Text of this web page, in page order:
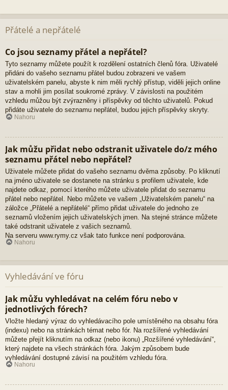
Přátelé a nepřátelé
Co jsou seznamy přátel a nepřátel?
Tyto seznamy můžete použít k rozdělení ostatních členů fóra. Uživatelé
přidáni do vašeho seznamu přátel budou zobrazeni ve vašem
uživatelském panelu, abyste k nim měli rychlý přístup, viděli jejich online
stav a mohli jim posílat soukromé zprávy. V závislosti na použitém
vzhledu můžou být zvýrazněny i příspěvky od těchto uživatelů. Pokud
přidáte uživatele do seznamu nepřátel, budou jejich příspěvky skryty.
Nahoru
Jak můžu přidat nebo odstranit uživatele do/z mého
seznamu přátel nebo nepřátel?
Uživatele můžete přidat do vašeho seznamu dvěma způsoby. Po kliknutí
na jméno uživatele se dostanete na stránku s profilem uživatele, kde
najdete odkaz, pomocí kterého můžete uživatele přidat do seznamu
přátel nebo nepřátel. Nebo můžete ve vašem „Uživatelském panelu“ na
záložce „Přátelé a nepřátelé“ přímo přidat uživatele do jednoho ze
seznamů vložením jejich uživatelských jmen. Na stejné stránce můžete
také odstranit uživatele z vašich seznamů.
Na serveru www.rymy.cz však tato funkce není podporována.
Nahoru
Vyhledávání ve fóru
Jak můžu vyhledávat na celém fóru nebo v
jednotlivých fórech?
Vložte hledaný výraz do vyhledávacího pole umístěného na obsahu fóra
(indexu) nebo na stránkách témat nebo fór. Na rozšířené vyhledávání
můžete přejít kliknutím na odkaz (nebo ikonu) „Rozšířené vyhledávání“,
který najdete na všech stránkách fóra. Jakým způsobem bude
vyhledávání dostupné závisí na použitém vzhledu fóra.
Nahoru